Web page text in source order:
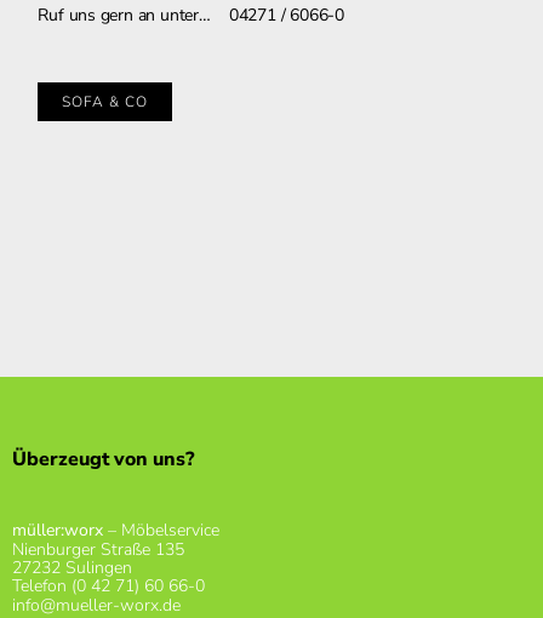
Ruf uns gern an unter… 04271 / 6066-0
SOFA & CO
Starke Partner.
Überzeugt von uns?
müller:worx – Möbelservice
Nienburger Straße 135
27232 Sulingen
Telefon (0 42 71) 60 66-0
info@mueller-worx.de